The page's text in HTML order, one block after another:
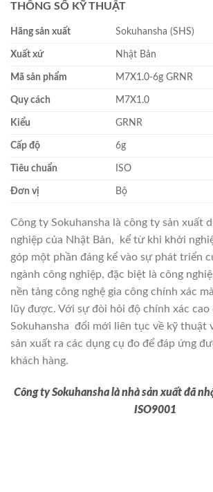
THÔNG SỐ KỸ THUẬT
Hãng sản xuất Sokuhansha (SHS)
Xuất xứ Nhật Bản
Mã sản phẩm M7X1.0-6g GRNR
Quy cách M7X1.0
Kiểu GRNR
Cấp độ 6g
Tiêu chuẩn ISO
Đơn vị Bộ
Công ty Sokuhansha là công ty sản xuất
nghiệp của Nhật Bản, kể từ khi khởi
góp một phần đáng kể vào sự phát triển
ngành công nghiệp, đặc biệt là công
nền tảng công nghệ gia công chính xác
lũy được. Với sự đòi hỏi độ chính xác cao
Sokuhansha đổi mới liên tục về kỹ thuật
sản xuất ra các dụng cụ đo để đáp ứng
khách hàng.
Công ty Sokuhansha là nhà sản xuất đã
ISO9001